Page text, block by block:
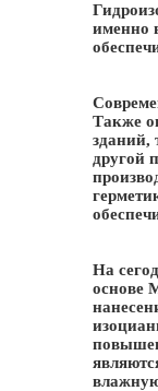
именно
Также
зданий,
другой
На
основе